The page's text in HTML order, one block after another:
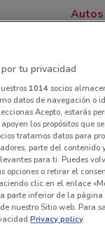
Autos
tu privacidad
1014socios
datos de navegación o
Acepto, estarás
los propósitos que
tratamos datos para
parte del contenido
para ti. Puedes
opciones o retirar el
clic en el enlace
parte inferior de la página
nuestro Sitio web. Para
Privacy policy